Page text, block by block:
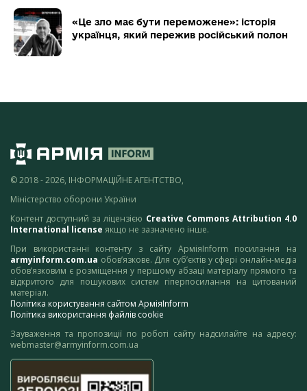
«Це зло має бути переможене»: історія
українця, який пережив російський полон
© 2018 - 2026, ІНФОРМАЦІЙНЕ АГЕНТСТВО,
Міністерство оборони України
Контент доступний за ліцензією Creative Commons Attribution 4.0
International license якщо не зазначено інше.
При використанні контенту з сайту АрміяInform посилання на
armyinform.com.ua обов’язкове. Для суб’єктів у сфері онлайн-медіа
обов’язковим є розміщення у першому абзаці матеріалу прямого та
відкритого для пошукових систем гіперпосилання на цитований
матеріал.
Політика користування сайтом АрміяInform
Політика використання файлів cookie
Зауваження та пропозиції по роботі сайту надсилайте на адресу:
webmaster@armyinform.com.ua